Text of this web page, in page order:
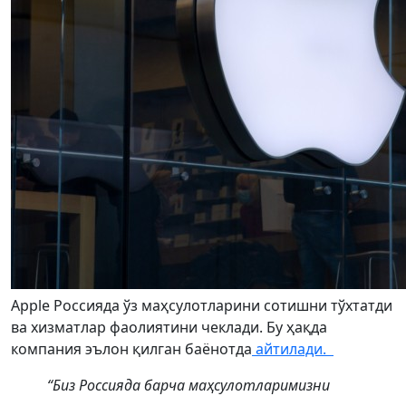
Apple Россияда ўз маҳсулотларини сотишни тўхтатди
ва хизматлар фаолиятини чеклади. Бу ҳақда
компания эълон қилган баёнотда айтилади.
“Биз Россияда барча маҳсулотларимизни